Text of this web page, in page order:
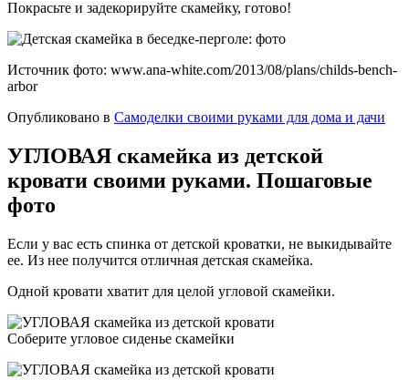
Покрасьте и задекорируйте скамейку, готово!
Источник фото: www.ana-white.com/2013/08/plans/childs-bench-
arbor
Опубликовано в Самоделки своими руками для дома и дачи
УГЛОВАЯ скамейка из детской
кровати своими руками. Пошаговые
фото
Если у вас есть спинка от детской кроватки, не выкидывайте
ее. Из нее получится отличная детская скамейка.
Одной кровати хватит для целой угловой скамейки.
Соберите угловое сиденье скамейки